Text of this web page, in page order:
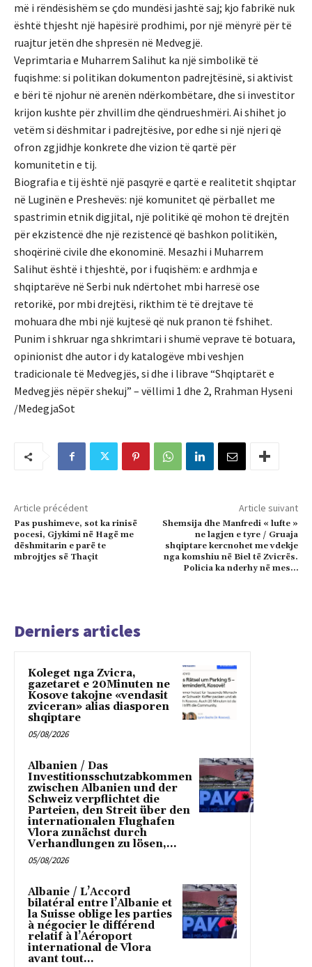
më i rëndësishëm se çdo mundësi jashtë saj; kjo fabrikë nuk
është thjesht një hapësirë prodhimi, por një mënyrë për të
ruajtur jetën dhe shpresën në Medvegjë.
Veprimtaria e Muharrem Salihut ka një simbolikë të
fuqishme: si politikan dokumenton padrejtësinë, si aktivist
e bëri të njohur në arenën ndërkombëtare, dhe si investitor
krijon kushte për zhvillim dhe qëndrueshmëri. Ai shihet jo
vetëm si dëshmitar i padrejtësive, por edhe si një njeri që
ofron zgjidhje konkrete dhe vizion të qartë për
komunitetin e tij.
Biografia e tij është një pasqyrë e qartë e realitetit shqiptar
në Luginën e Preshevës: një komunitet që përballet me
spastrimin etnik digjital, një politikë që mohon të drejtën
për ekzistencë dhe një rezistencë që bashkon politikën,
shoqërinë civile dhe ekonominë. Mesazhi i Muharrem
Salihut është i thjeshtë, por i fuqishëm: e ardhmja e
shqiptarëve në Serbi nuk ndërtohet mbi harresë ose
retorikë, por mbi drejtësi, rikthim të të drejtave të
mohuara dhe mbi një kujtesë që nuk pranon të fshihet.
Punim i shkruar nga shkrimtari i shumë veprave të botuara,
opinionist dhe autor i dy katalogëve mbi veshjen
tradicionale të Medvegjës, si dhe i librave “Shqiptarët e
Medvegjës nëpër shekuj” – vëllimi 1 dhe 2, Rrahman Hyseni
/MedegjaSot
Article précédent
Pas pushimeve, sot ka rinisë
pocesi, Gjykimi në Hagë me
dëshmitarin e parë te
mbrojtjes së Thaçit
Article suivant
Shemsija dhe Manfredi « lufte »
ne lagjen e tyre / Gruaja
shqiptare kercnohet me vdekje
nga komshiu në Biel të Zvicrës.
Policia ka nderhy në mes…
Derniers articles
Koleget nga Zvicra,
gazetaret e 20Minuten ne
Kosove takojne «vendasit
zviceran» alias diasporen
shqiptare
05/08/2026
Albanien / Das
Investitionsschutzabkommen
zwischen Albanien und der
Schweiz verpflichtet die
Parteien, den Streit über den
internationalen Flughafen
Vlora zunächst durch
Verhandlungen zu lösen,...
05/08/2026
Albanie / L’Accord
bilatéral entre l’Albanie et
la Suisse oblige les parties
à négocier le différend
relatif à l’Aéroport
international de Vlora
avant tout...